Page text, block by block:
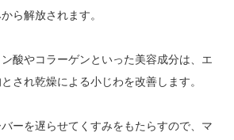
ら解放されます。
酸やコラーゲンといった美容成分は、エ
され乾燥による小じわを改善します。
ーを遅らせてくすみをもたらすので、マ